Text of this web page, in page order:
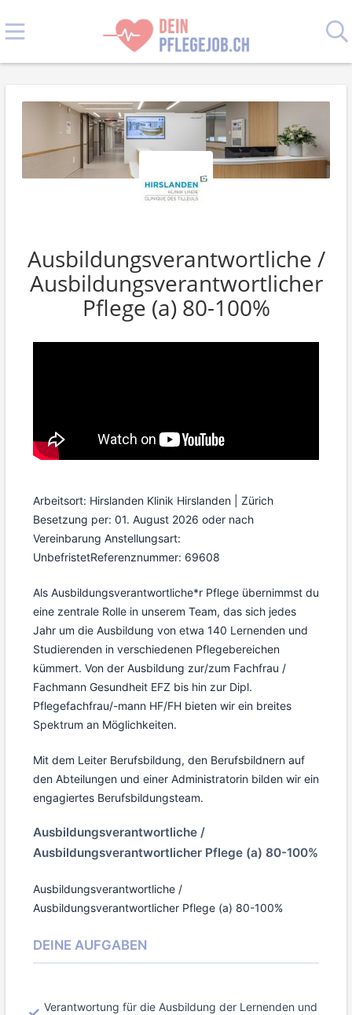
Ausbildungsverantwortliche /
Ausbildungsverantwortlicher
Pflege (a) 80-100%
Arbeitsort: Hirslanden Klinik Hirslanden | Zürich
Besetzung per: 01. August 2026 oder nach
Vereinbarung Anstellungsart:
UnbefristetReferenznummer: 69608
Als Ausbildungsverantwortliche*r Pflege übernimmst du
eine zentrale Rolle in unserem Team, das sich jedes
Jahr um die Ausbildung von etwa 140 Lernenden und
Studierenden in verschiedenen Pflegebereichen
kümmert. Von der Ausbildung zur/zum Fachfrau /
Fachmann Gesundheit EFZ bis hin zur Dipl.
Pflegefachfrau/-mann HF/FH bieten wir ein breites
Spektrum an Möglichkeiten.
Mit dem Leiter Berufsbildung, den Berufsbildnern auf
den Abteilungen und einer Administratorin bilden wir ein
engagiertes Berufsbildungsteam.
Ausbildungsverantwortliche /
Ausbildungsverantwortlicher Pflege (a) 80-100%
Ausbildungsverantwortliche /
Ausbildungsverantwortlicher Pflege (a) 80-100%
DEINE AUFGABEN
Verantwortung für die Ausbildung der Lernenden und